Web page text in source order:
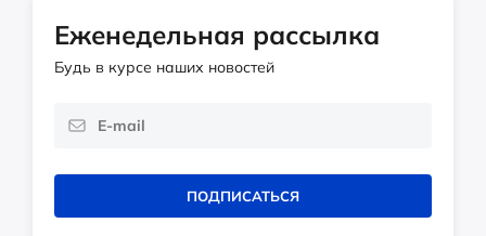
Еженедельная рассылка
Будь в курсе наших новостей
ПОДПИСАТЬСЯ